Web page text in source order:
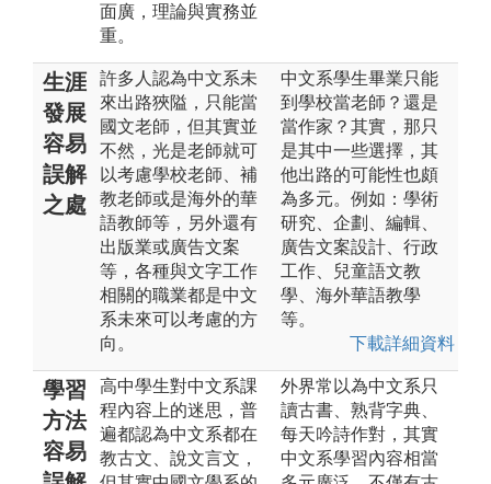
面廣，理論與實務並
重。
生涯
發展
容易
誤解
之處
許多人認為中文系未
來出路狹隘，只能當
國文老師，但其實並
不然，光是老師就可
以考慮學校老師、補
教老師或是海外的華
語教師等，另外還有
出版業或廣告文案
等，各種與文字工作
相關的職業都是中文
系未來可以考慮的方
向。
中文系學生畢業只能
到學校當老師？還是
當作家？其實，那只
是其中一些選擇，其
他出路的可能性也頗
為多元。例如：學術
研究、企劃、編輯、
廣告文案設計、行政
工作、兒童語文教
學、海外華語教學
等。
下載詳細資料
學習
方法
容易
高中學生對中文系課
程內容上的迷思，普
遍都認為中文系都在
教古文、說文言文，
外界常以為中文系只
讀古書、熟背字典、
每天吟詩作對，其實
中文系學習內容相當